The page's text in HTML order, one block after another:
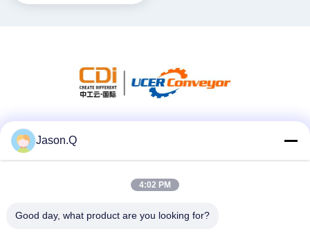
Jason.Q
4:02 PM
Good day, what product are you looking for?